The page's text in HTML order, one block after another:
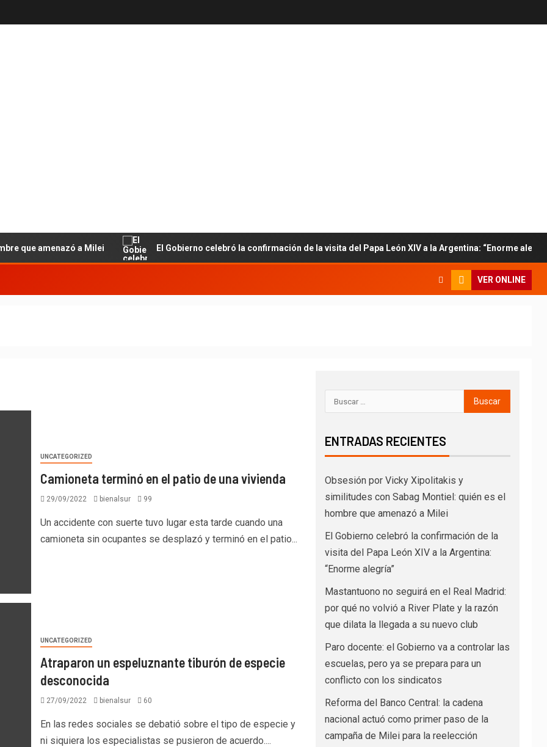
a Milei El Gobierno celebró la confirmación de la visita del Papa León XIV a la Argentina: “Enorme alegría”
VER ONLINE
UNCATEGORIZED
Camioneta terminó en el patio de una vivienda
29/09/2022 bienalsur 99
Un accidente con suerte tuvo lugar esta tarde cuando una
camioneta sin ocupantes se desplazó y terminó en el patio...
UNCATEGORIZED
Atraparon un espeluznante tiburón de especie
desconocida
27/09/2022 bienalsur 60
En las redes sociales se debatió sobre el tipo de especie y
ni siquiera los especialistas se pusieron de acuerdo....
ENTRADAS RECIENTES
Obsesión por Vicky Xipolitakis y
similitudes con Sabag Montiel: quién es el
hombre que amenazó a Milei
El Gobierno celebró la confirmación de la
visita del Papa León XIV a la Argentina:
“Enorme alegría”
Mastantuono no seguirá en el Real Madrid:
por qué no volvió a River Plate y la razón
que dilata la llegada a su nuevo club
Paro docente: el Gobierno va a controlar las
escuelas, pero ya se prepara para un
conflicto con los sindicatos
Reforma del Banco Central: la cadena
nacional actuó como primer paso de la
campaña de Milei para la reelección